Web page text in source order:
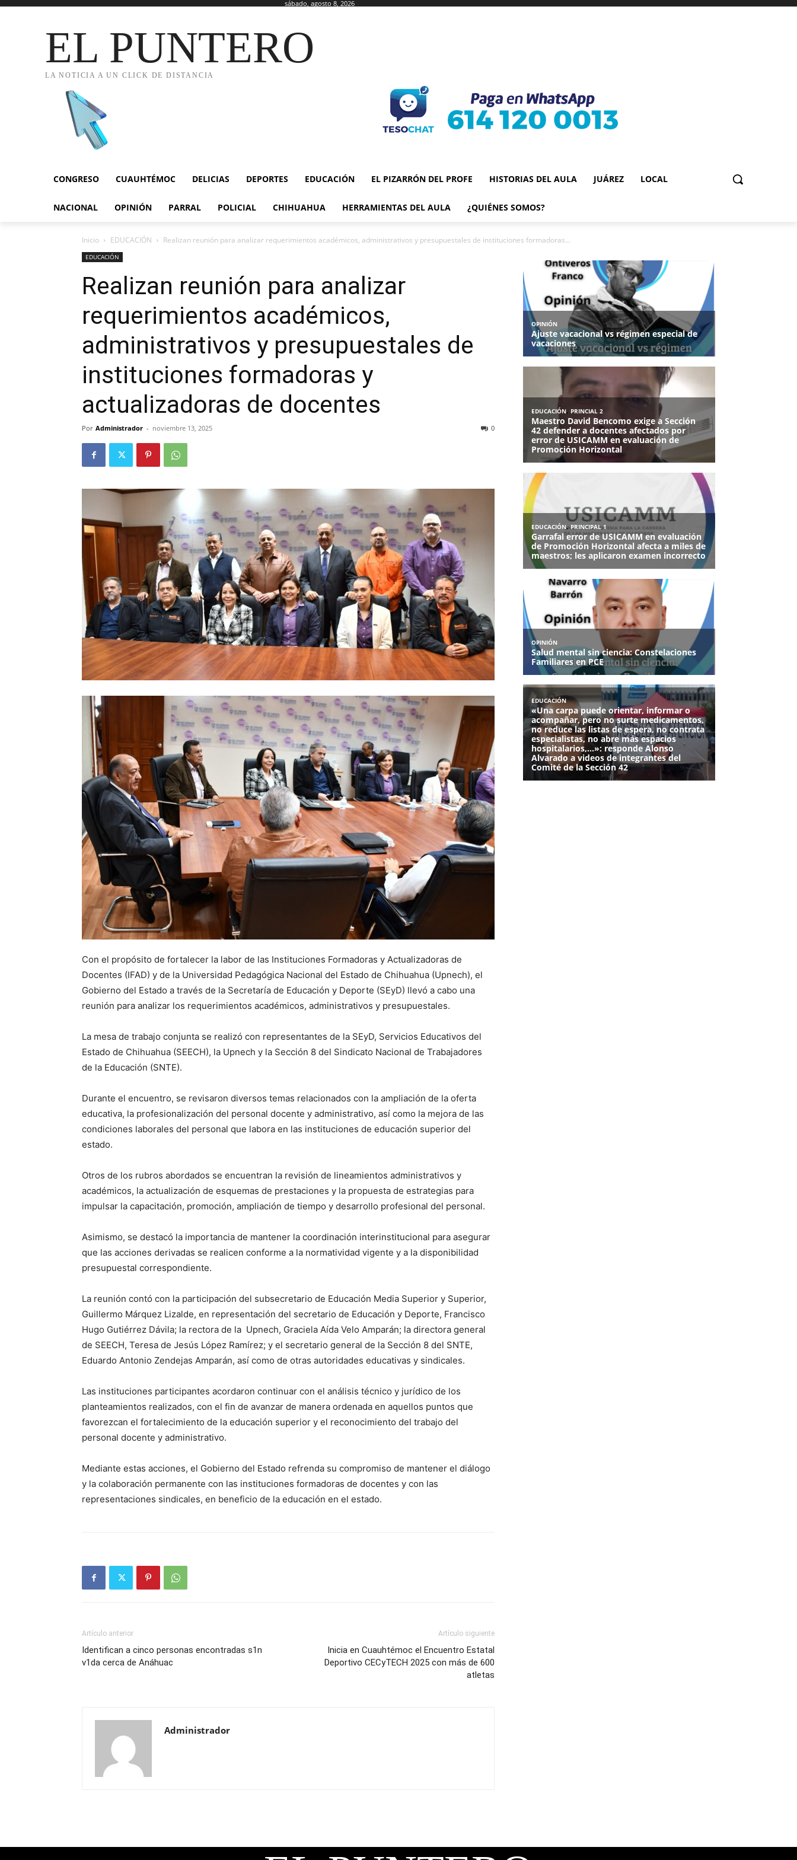
sábado, agosto 8, 2026
EL PUNTERO
LA NOTICIA A UN CLICK DE DISTANCIA
CONGRESO CUAUHTÉMOC DELICIAS DEPORTES EDUCACIÓN EL PIZARRÓN DEL PROFE HISTORIAS DEL AULA JUÁREZ LOCAL
NACIONAL OPINIÓN PARRAL POLICIAL CHIHUAHUA HERRAMIENTAS DEL AULA ¿QUIÉNES SOMOS?
Inicio EDUCACIÓN Realizan reunión para analizar requerimientos académicos, administrativos y presupuestales de instituciones formadoras...
EDUCACIÓN
Realizan reunión para analizar
requerimientos académicos,
administrativos y presupuestales de
instituciones formadoras y
actualizadoras de docentes
Por Administrador - noviembre 13, 2025 0
Con el propósito de fortalecer la labor de las Instituciones Formadoras y Actualizadoras de
Docentes (IFAD) y de la Universidad Pedagógica Nacional del Estado de Chihuahua (Upnech), el
Gobierno del Estado a través de la Secretaría de Educación y Deporte (SEyD) llevó a cabo una
reunión para analizar los requerimientos académicos, administrativos y presupuestales.
La mesa de trabajo conjunta se realizó con representantes de la SEyD, Servicios Educativos del
Estado de Chihuahua (SEECH), la Upnech y la Sección 8 del Sindicato Nacional de Trabajadores
de la Educación (SNTE).
Durante el encuentro, se revisaron diversos temas relacionados con la ampliación de la oferta
educativa, la profesionalización del personal docente y administrativo, así como la mejora de las
condiciones laborales del personal que labora en las instituciones de educación superior del
estado.
Otros de los rubros abordados se encuentran la revisión de lineamientos administrativos y
académicos, la actualización de esquemas de prestaciones y la propuesta de estrategias para
impulsar la capacitación, promoción, ampliación de tiempo y desarrollo profesional del personal.
Asimismo, se destacó la importancia de mantener la coordinación interinstitucional para asegurar
que las acciones derivadas se realicen conforme a la normatividad vigente y a la disponibilidad
presupuestal correspondiente.
La reunión contó con la participación del subsecretario de Educación Media Superior y Superior,
Guillermo Márquez Lizalde, en representación del secretario de Educación y Deporte, Francisco
Hugo Gutiérrez Dávila; la rectora de la Upnech, Graciela Aída Velo Amparán; la directora general
de SEECH, Teresa de Jesús López Ramírez; y el secretario general de la Sección 8 del SNTE,
Eduardo Antonio Zendejas Amparán, así como de otras autoridades educativas y sindicales.
Las instituciones participantes acordaron continuar con el análisis técnico y jurídico de los
planteamientos realizados, con el fin de avanzar de manera ordenada en aquellos puntos que
favorezcan el fortalecimiento de la educación superior y el reconocimiento del trabajo del
personal docente y administrativo.
Mediante estas acciones, el Gobierno del Estado refrenda su compromiso de mantener el diálogo
y la colaboración permanente con las instituciones formadoras de docentes y con las
representaciones sindicales, en beneficio de la educación en el estado.
Artículo anterior
Identifican a cinco personas encontradas s1n
v1da cerca de Anáhuac
Artículo siguiente
Inicia en Cuauhtémoc el Encuentro Estatal
Deportivo CECyTECH 2025 con más de 600
atletas
Administrador